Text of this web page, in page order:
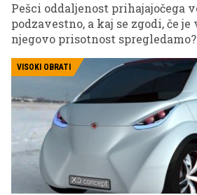
Pešci oddaljenost prihajajočega
podzavestno, a kaj se zgodi, če
njegovo prisotnost
hibridnih in električnih vozil so
zaskrbljeni zaradi varnosti
VISOKI OBRATI